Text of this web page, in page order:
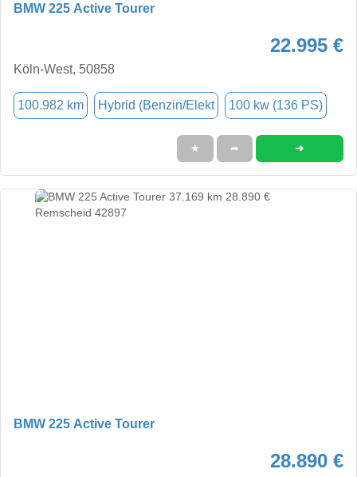
BMW 225 Active Tourer
22.995 €
Köln-West, 50858
100.982 km Hybrid (Benzin/Elekt 100 kw (136 PS)
★ ➦ ➜
BMW 225 Active Tourer
28.890 €